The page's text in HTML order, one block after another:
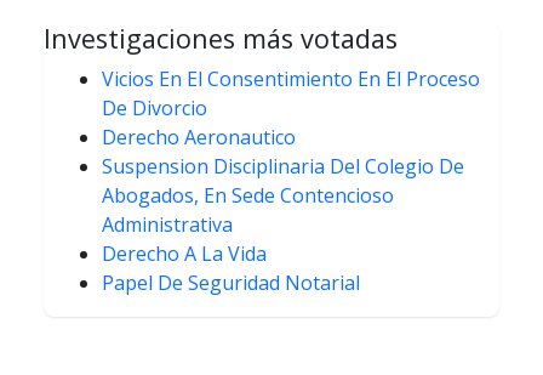
Investigaciones más votadas
Vicios En El Consentimiento En El Proceso
De Divorcio
Derecho Aeronautico
Suspension Disciplinaria Del Colegio De
Abogados, En Sede Contencioso
Administrativa
Derecho A La Vida
Papel De Seguridad Notarial